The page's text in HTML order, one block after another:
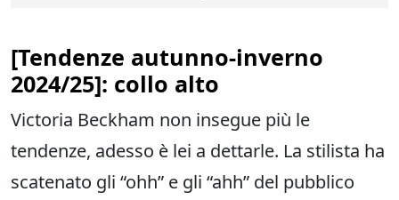
[Tendenze autunno-inverno
2024/25]: collo alto
Victoria Beckham non insegue più le
tendenze, adesso è lei a dettarle. La stilista ha
scatenato gli “ohh” e gli “ahh” del pubblico